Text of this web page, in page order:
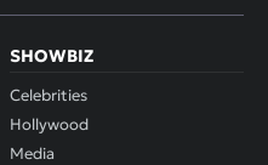
SHOWBIZ
Celebrities
Hollywood
Media